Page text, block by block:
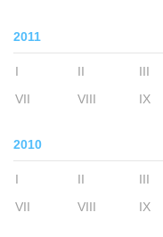
2011
I II III
VII
VIII IX
2010
I II III
VII
VIII IX